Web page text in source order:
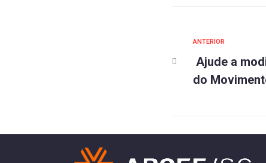
ANTERIOR
Ajude a
do